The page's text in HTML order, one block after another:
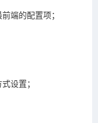
端的配置项；
设置；